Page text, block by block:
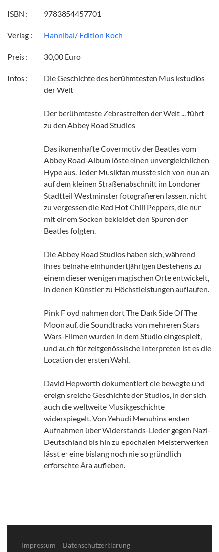
ISBN : 9783854457701
Verlag : Hannibal/ Edition Koch
Preis : 30,00 Euro
Infos :
Die Geschichte des berühmtesten Musikstudios
der Welt
Der berühmteste Zebrastreifen der Welt ... führt
zu den Abbey Road Studios
Das ikonenhafte Covermotiv der Beatles vom
Abbey Road-Album löste einen unvergleichlichen
Hype aus. Jeder Musikfan musste sich von nun an
auf dem kleinen Straßenabschnitt im Londoner
Stadtteil Westminster fotografieren lassen, nicht
zu vergessen die Red Hot Chili Peppers, die nur
mit einem Socken bekleidet den Spuren der
Beatles folgten.
Die Abbey Road Studios haben sich, während
ihres beinahe einhundertjährigen Bestehens zu
einem dieser wenigen magischen Orte entwickelt,
in denen Künstler zu Höchstleistungen auflaufen.
Pink Floyd nahmen dort The Dark Side Of The
Moon auf, die Soundtracks von mehreren Stars
Wars-Filmen wurden in dem Studio eingespielt,
und auch für zeitgenössische Interpreten ist es die
Location der ersten Wahl.
David Hepworth dokumentiert die bewegte und
ereignisreiche Geschichte der Studios, in der sich
auch die weltweite Musikgeschichte
widerspiegelt. Von Yehudi Menuhins ersten
Aufnahmen über Widerstands-Lieder gegen Nazi-
Deutschland bis hin zu epochalen Meisterwerken
lässt er eine bislang noch nie so gründlich
erforschte Ära aufleben.
Impressum Datenschutzerklärung